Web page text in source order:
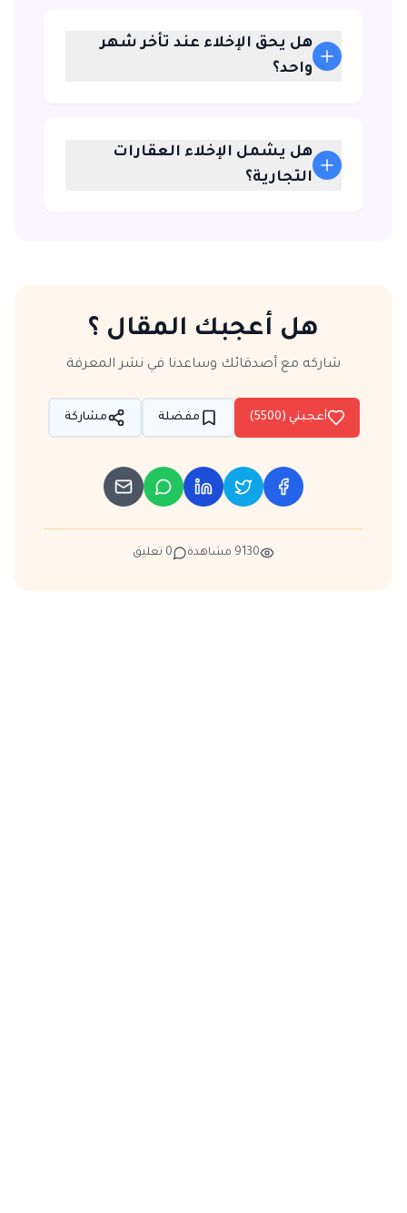
هل يحق الإخلاء عند تأخر شهر
واحد؟
هل يشمل الإخلاء العقارات
التجارية؟
هل أعجبك المقال ؟
شاركه مع أصدقائك وساعدنا في نشر المعرفة
أعجبني (5500
) مفضلة مشاركة
9130 مشاهدة 0 تعليق